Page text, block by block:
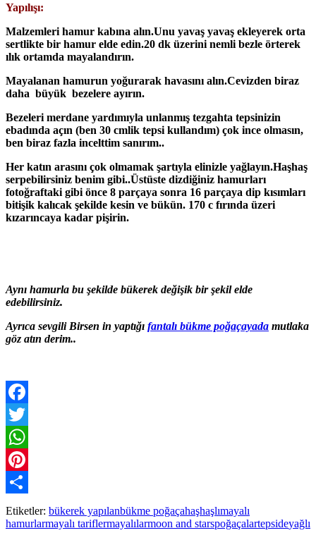
Yapılışı:
Malzemleri hamur kabına alın.Unu yavaş yavaş ekleyerek orta
sertlikte bir hamur elde edin.20 dk üzerini nemli bezle örterek
ılık ortamda mayalandırın.
Mayalanan hamurun yoğurarak havasını alın.Cevizden biraz
daha büyük bezelere ayırın.
Bezeleri merdane yardımıyla unlanmış tezgahta tepsinizin
ebadında açın (ben 30 cmlik tepsi kullandım) çok ince olmasın,
ben biraz fazla incelttim sanırım..
Her katın arasını çok olmamak şartıyla elinizle yağlayın.Haşhaş
serpebilirsiniz benim gibi..Üstüste dizdiğiniz hamurları
fotoğraftaki gibi önce 8 parçaya sonra 16 parçaya dip kısımları
bitişik kalıcak şekilde kesin ve bükün. 170 c fırında üzeri
kızarıncaya kadar pişirin.
Aynı hamurla bu şekilde bükerek değişik bir şekil elde
edebilirsiniz.
Ayrıca sevgili Birsen in yaptığı fantalı bükme poğaçayada mutlaka
göz atın derim..
Facebook
Twitter
WhatsApp
Pinterest
Paylaş
Etiketler: bükerek yapılanbükme poğaçahaşhaşlımayalı
hamurlarmayalı tariflermayalılarmoon and starspoğaçalartepsideyağlı